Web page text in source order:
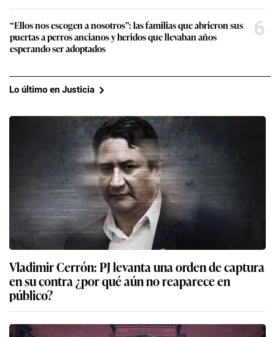
“Ellos nos escogen a nosotros”: las familias que abrieron sus
puertas a perros ancianos y heridos que llevaban años
esperando ser adoptados
6
Lo último en Justicia
Vladimir Cerrón: PJ levanta una orden de captura
en su contra ¿por qué aún no reaparece en
público?